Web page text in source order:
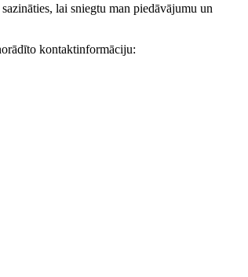
lai sniegtu man piedāvājumu un
kontaktinformāciju: